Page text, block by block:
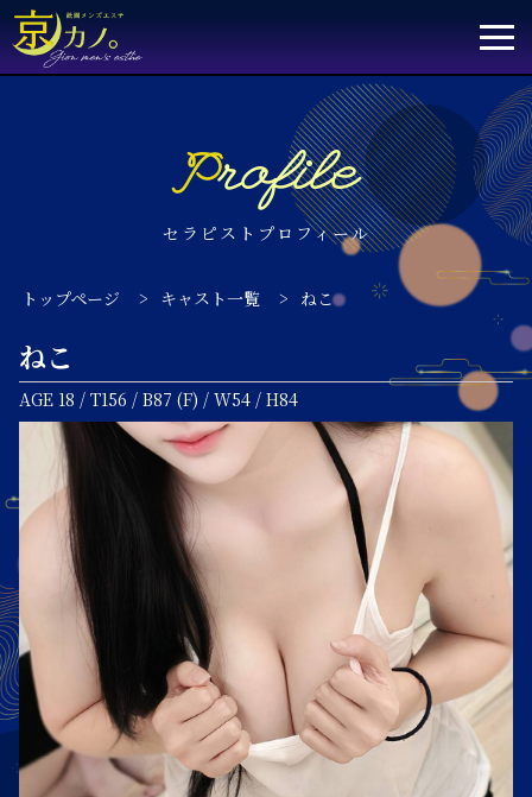
セラピストプロフィール
Profile
トップページ > キャスト一覧 > ねこ
ねこ
AGE 18 / T156 / B87 (F) / W54 / H84